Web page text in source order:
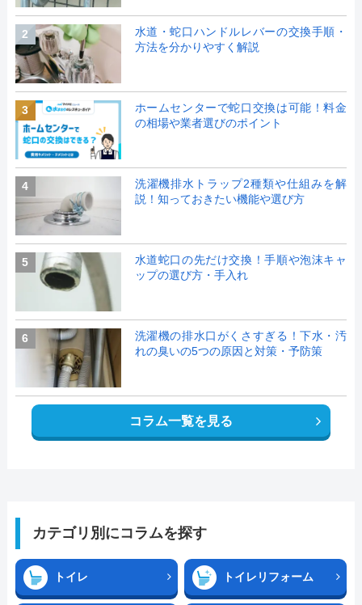
2
水道・蛇口ハンドルレバーの交換手順・
方法を分かりやすく解説
3
ホームセンターで蛇口交換は可能！料金
の相場や業者選びのポイント
4
洗濯機排水トラップ2種類や仕組みを解
説！知っておきたい機能や選び方
5
水道蛇口の先だけ交換！手順や泡沫キャ
ップの選び方・手入れ
6
洗濯機の排水口がくさすぎる！下水・汚
れの臭いの5つの原因と対策・予防策
コラム一覧を見る
カテゴリ別にコラムを探す
トイレ トイレリフォーム